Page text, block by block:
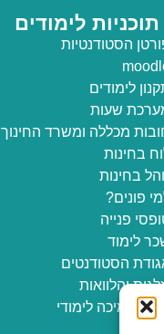
תוכניות לימודים
הסטודנטיות
לימודים
שעות
מכללה ומשרד החינוך
בחינות
בחינות
פונים?
פנייה
לימוד
הסטודנטים
והלוואות
מרכז תמיכה לימודי